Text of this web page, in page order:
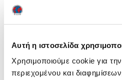
Αυτή η ιστοσελίδα
Χρησιμοποιούμε cookie για
περιεχομένου και
https://exams.palso.gr/login